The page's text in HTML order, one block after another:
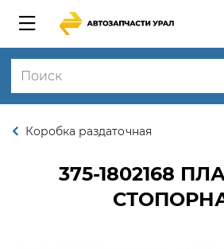
Коробка раздаточная
375-1802168